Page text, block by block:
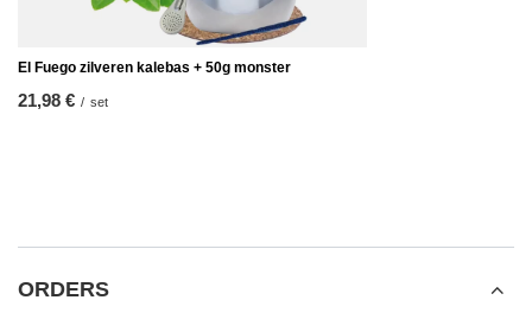
El Fuego zilveren kalebas + 50g monster
21,98 € / set
ORDERS